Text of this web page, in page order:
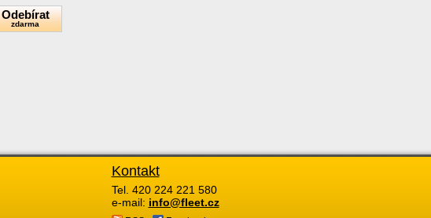
Odebírat
zdarma
Kontakt
Tel. 420 224 221 580
e-mail: info@fleet.cz